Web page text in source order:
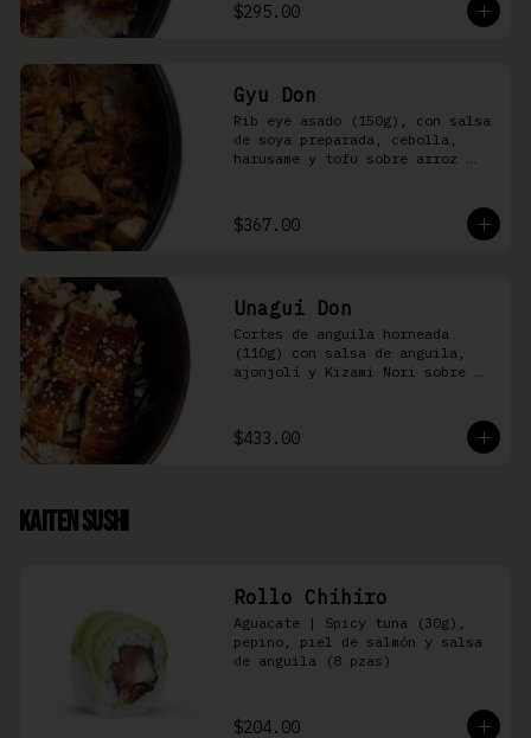
$295.00
Gyu Don
Rib eye asado (150g), con salsa
de soya preparada, cebolla,
harusame y tofu sobre arroz
$367.00
Unagui Don
Cortes de anguila horneada
(110g) con salsa de anguila,
ajonjolí y Kizami Nori sobre
$433.00
Kaiten Sushi
Rollo Chihiro
Aguacate | Spicy tuna (30g),
pepino, piel de salmón y salsa
de anguila (8 pzas)
$204.00